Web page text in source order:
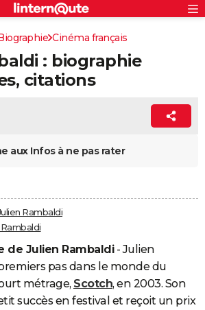
S'inscrire
ConnexionCinéma français
: biographie
citations
aux Infos à ne pas rater
Rambaldi
de Julien Rambaldi- Julien
pas dans le monde du
métrage, Scotch, en 2003. Son
succès en festival et reçoit un prix